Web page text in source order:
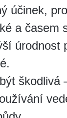
účinek,
a časem
úrodnost
škodlivá